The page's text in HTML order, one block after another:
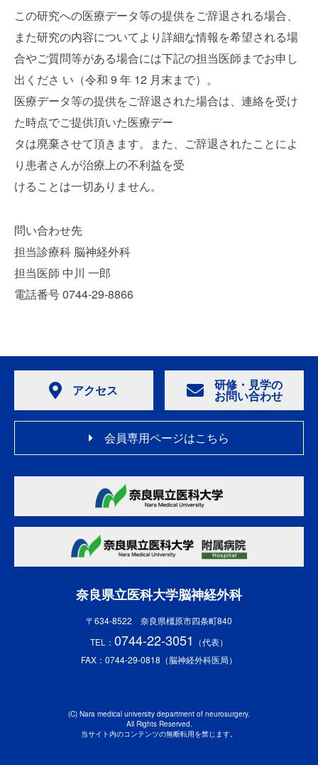
この研究への医療データ等の提供をご辞退される場合、
また研究の内容についてより詳細な情報を希望される場
合やご質問等がある場合には下記の担当医師までお申し
出くださ い（令和 9 年 12 月末まで）。
医療データ等の提供をご辞退された場合は、連絡を受け
た時点でご提供頂いた医療デー
タは廃棄させて頂きます。また、ご辞退されたことによ
り患者さんが治療上の不利益を受
けることは一切ありません。
問い合わせ先
担当診療科 脳神経外科
担当医師 中川 一郎
電話番号 0744-29-8866
アクセス 研修・見学の
お問い合わせ
会員専用ページはこちら
奈良県立医科大学脳神経外科
〒634-8522 奈良県橿原市四条町840
TEL： 0744-22-3051 （代表）
FAX：0744-29-0818（脳神経外科医局）
(C) Nara medical university department of neurosurgery.
All Rights Reserved.
当サイト内のコンテンツの無断転用を禁じます。